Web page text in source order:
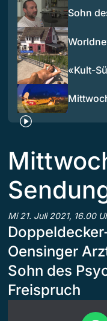
Sohn
«Kult-
Mi 21. Juli 2021, 16.00
Oensinger
Sohn des
Freispruch